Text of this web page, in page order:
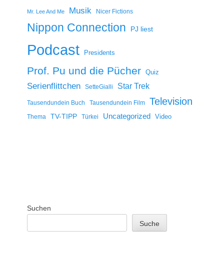
Mr. Lee And Me Musik Nicer Fictions
Nippon Connection PJ liest
Podcast Presidents
Prof. Pu und die Pücher Quiz
Serienflittchen SetteGialli Star Trek
Tausendundein Buch Tausendundein Film Television
Thema TV-TIPP Türkei Uncategorized Video
Suchen
Suche